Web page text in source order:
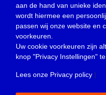
Overlijden(39)
Podcast(18)
prijsvraag (5)
Religie (1.438)
Service(226)
aan de hand van unieke
wordt hiermee een
passen wij onze website en
voorkeuren.
Uw cookie voorkeuren zijn
knop "Privacy Instellingen"
Lees onze Privacy policy |